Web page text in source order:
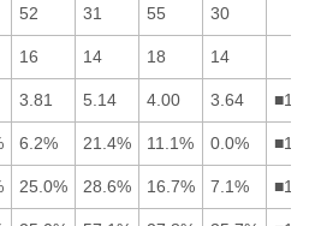
52 31 55 30
16 14 18 14
3.81 5.14 4.00 3.64
6.2% 21.4% 11.1% 0.0%
25.0% 28.6% 16.7% 7.1%